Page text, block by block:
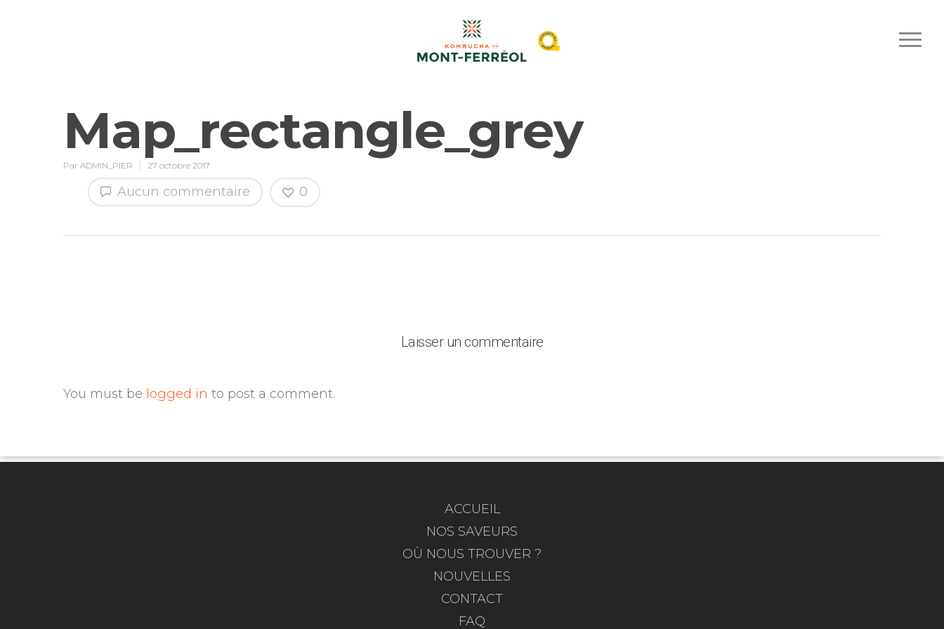
Map_rectangle_grey
Par ADMIN_PIER 27 octobre 2017
Aucun commentaire 0
Laisser un commentaire
You must be logged in to post a comment.
ACCUEIL
NOS SAVEURS
OÙ NOUS TROUVER ?
NOUVELLES
CONTACT
FAQ